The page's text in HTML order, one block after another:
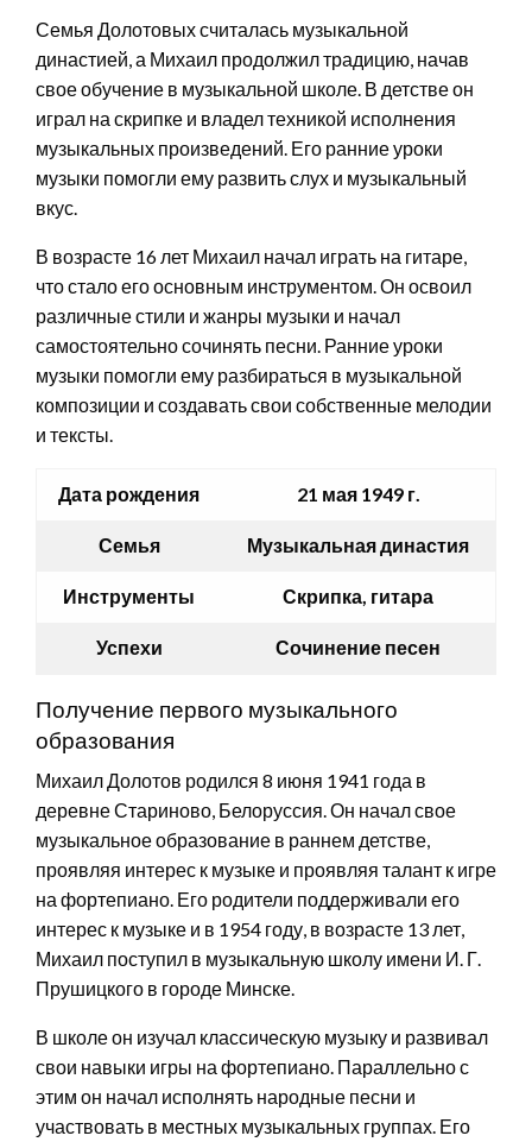
Семья Долотовых считалась музыкальной
династией, а Михаил продолжил традицию, начав
свое обучение в музыкальной школе. В детстве он
играл на скрипке и владел техникой исполнения
музыкальных произведений. Его ранние уроки
музыки помогли ему развить слух и музыкальный
вкус.
В возрасте 16 лет Михаил начал играть на гитаре,
что стало его основным инструментом. Он освоил
различные стили и жанры музыки и начал
самостоятельно сочинять песни. Ранние уроки
музыки помогли ему разбираться в музыкальной
композиции и создавать свои собственные мелодии
и тексты.
Дата рождения 21 мая 1949 г.
Семья Музыкальная династия
Инструменты Скрипка, гитара
Успехи Сочинение песен
Получение первого музыкального
образования
Михаил Долотов родился 8 июня 1941 года в
деревне Стариново, Белоруссия. Он начал свое
музыкальное образование в раннем детстве,
проявляя интерес к музыке и проявляя талант к игре
на фортепиано. Его родители поддерживали его
интерес к музыке и в 1954 году, в возрасте 13 лет,
Михаил поступил в музыкальную школу имени И. Г.
Прушицкого в городе Минске.
В школе он изучал классическую музыку и развивал
свои навыки игры на фортепиано. Параллельно с
этим он начал исполнять народные песни и
участвовать в местных музыкальных группах. Его